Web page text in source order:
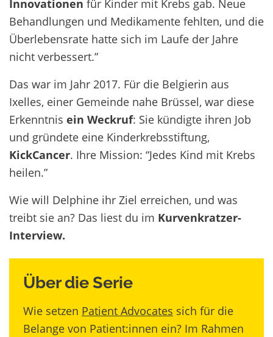
Innovationen für Kinder mit Krebs gab. Neue
Behandlungen und Medikamente fehlten, und die
Überlebensrate hatte sich im Laufe der Jahre
nicht verbessert.”
Das war im Jahr 2017. Für die Belgierin aus
Ixelles, einer Gemeinde nahe Brüssel, war diese
Erkenntnis ein Weckruf: Sie kündigte ihren Job
und gründete eine Kinderkrebsstiftung,
KickCancer. Ihre Mission: “Jedes Kind mit Krebs
heilen.”
Wie will Delphine ihr Ziel erreichen, und was
treibt sie an? Das liest du im Kurvenkratzer-
Interview.
Über die Serie
Wie setzen Patient Advocates sich für die
Belange von Patient:innen ein? Im Rahmen